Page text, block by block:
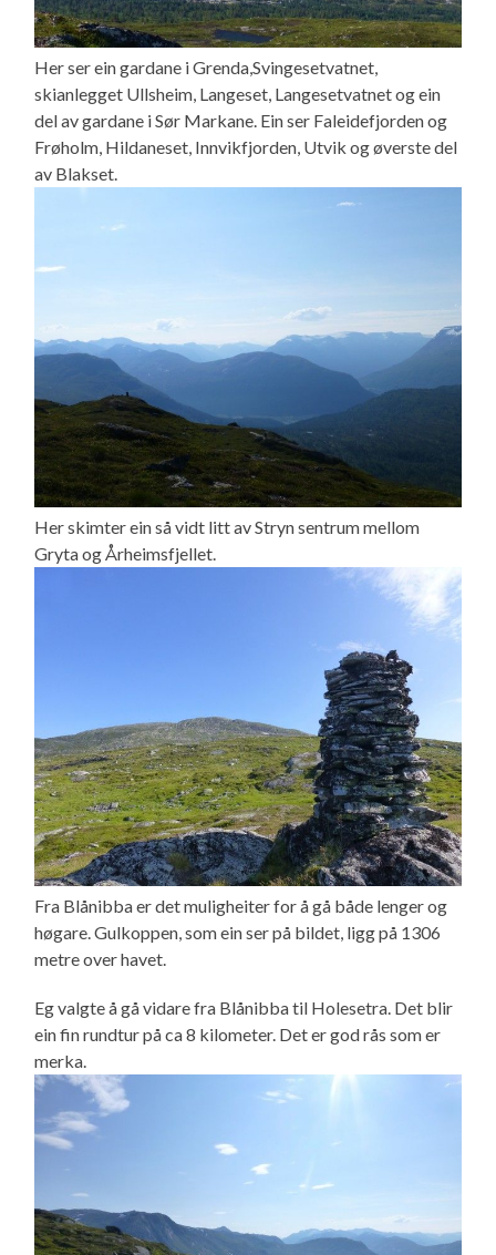
Her ser ein gardane i Grenda,Svingesetvatnet,
skianlegget Ullsheim, Langeset, Langesetvatnet og ein
del av gardane i Sør Markane. Ein ser Faleidefjorden og
Frøholm, Hildaneset, Innvikfjorden, Utvik og øverste del
av Blakset.
Her skimter ein så vidt litt av Stryn sentrum mellom
Gryta og Årheimsfjellet.
Fra Blånibba er det muligheiter for å gå både lenger og
høgare. Gulkoppen, som ein ser på bildet, ligg på 1306
metre over havet.
Eg valgte å gå vidare fra Blånibba til Holesetra. Det blir
ein fin rundtur på ca 8 kilometer. Det er god rås som er
merka.